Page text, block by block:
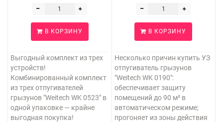
В КОРЗИНУ
Выгодный комплект из трех
устройств!
Комбинированный комплект
из трех отпугивателей
грызунов "Weitech WK 0523" в
одной упаковке — крайне
выгодная покупка!
В КОРЗИНУ
Несколько причин купить УЗ
отпугиватель грызунов
"Weitech WK 0190":
обеспечивает защиту
помещений до 90 м² в
автоматическом режиме;
прогоняет из зоны действия